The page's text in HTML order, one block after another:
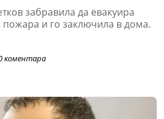
забравила да евакуира
пожара и го заключила в дома.
коментара